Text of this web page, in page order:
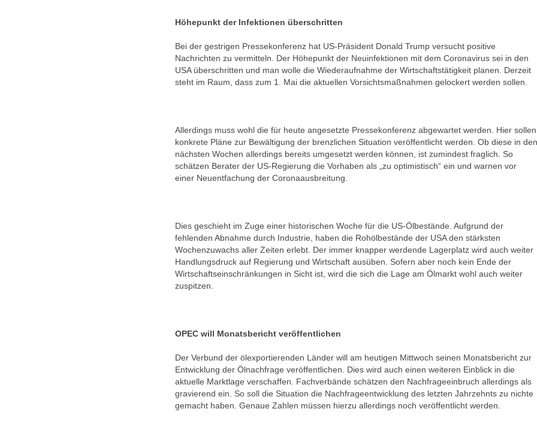
Höhepunkt der Infektionen überschritten
Bei der gestrigen Pressekonferenz hat US-Präsident Donald Trump versucht positive
Nachrichten zu vermitteln. Der Höhepunkt der Neuinfektionen mit dem Coronavirus sei in den
USA überschritten und man wolle die Wiederaufnahme der Wirtschaftstätigkeit planen. Derzeit
steht im Raum, dass zum 1. Mai die aktuellen Vorsichtsmaßnahmen gelockert werden sollen.
Allerdings muss wohl die für heute angesetzte Pressekonferenz abgewartet werden. Hier sollen
konkrete Pläne zur Bewältigung der brenzlichen Situation veröffentlicht werden. Ob diese in den
nächsten Wochen allerdings bereits umgesetzt werden können, ist zumindest fraglich. So
schätzen Berater der US-Regierung die Vorhaben als „zu optimistisch“ ein und warnen vor
einer Neuentfachung der Coronaausbreitung.
Dies geschieht im Zuge einer historischen Woche für die US-Ölbestände. Aufgrund der
fehlenden Abnahme durch Industrie, haben die Rohölbestände der USA den stärksten
Wochenzuwachs aller Zeiten erlebt. Der immer knapper werdende Lagerplatz wird auch weiter
Handlungsdruck auf Regierung und Wirtschaft ausüben. Sofern aber noch kein Ende der
Wirtschaftseinschränkungen in Sicht ist, wird die sich die Lage am Ölmarkt wohl auch weiter
zuspitzen.
OPEC will Monatsbericht veröffentlichen
Der Verbund der ölexportierenden Länder will am heutigen Mittwoch seinen Monatsbericht zur
Entwicklung der Ölnachfrage veröffentlichen. Dies wird auch einen weiteren Einblick in die
aktuelle Marktlage verschaffen. Fachverbände schätzen den Nachfrageeinbruch allerdings als
gravierend ein. So soll die Situation die Nachfrageentwicklung des letzten Jahrzehnts zu nichte
gemacht haben. Genaue Zahlen müssen hierzu allerdings noch veröffentlicht werden.